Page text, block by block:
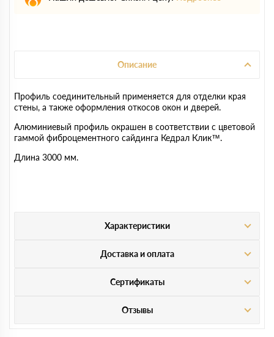
Описание
Профиль соединительный применяется для отделки края
стены, а также оформления откосов окон и дверей.
Алюминиевый профиль окрашен в соответствии с цветовой
гаммой фиброцементного сайдинга Кедрал Клик™.
Длина 3000 мм.
Характеристики
Доставка и оплата
Сертификаты
Отзывы